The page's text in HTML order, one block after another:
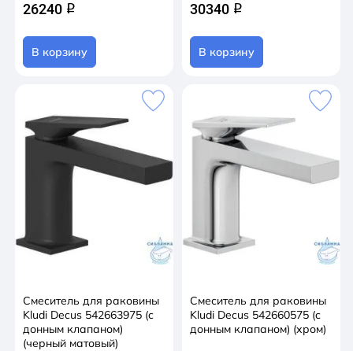
26240 q
В корзину
30340 q
В корзину
Смеситель для раковины
Kludi Decus 542663975 (c
донным клапаном)
(черный матовый)
Смеситель для раковины
Kludi Decus 542660575 (c
донным клапаном) (хром)